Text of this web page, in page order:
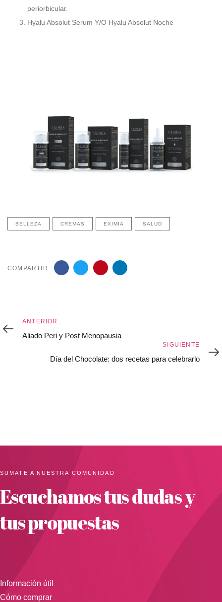
periorbicular.
Hyalu Absolut Serum Y/O Hyalu Absolut Noche
BELLEZA CREMAS EXIMIA SALUD
COMPARTIR
Anterior
ANTERIOR
Aliado Peri y Post Menopausia
SIGUIENTE
Día del Chocolate: dos recetas para celebrarlo
SUMATE A NUESTRA COMUNIDAD
Escuchamos tus dudas y
tus propuestas
Información útil
Cómo comprar